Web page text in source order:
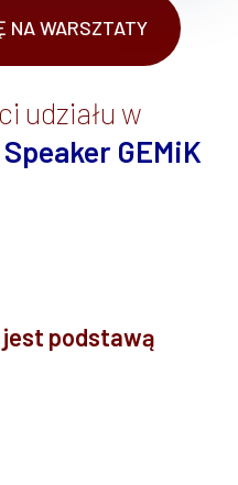
NA WARSZTATY
udziału w
GEMiK
podstawą